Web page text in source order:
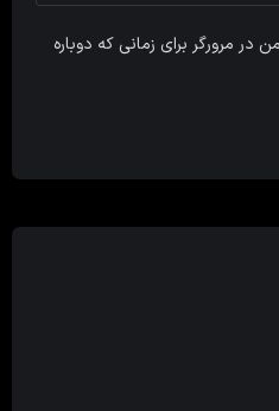
در مرورگر برای زمانی که دوباره